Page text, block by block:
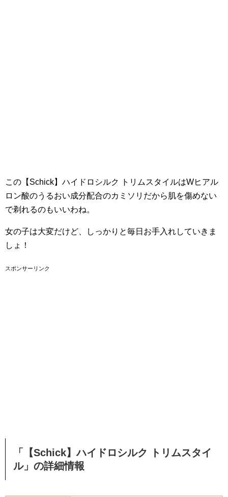
この【Schick】ハイドロシルク トリムスタイルはWヒアル
ロン酸のうるおい成分配合のカミソリだから肌を傷めない
で剃れるのもいいわね。
女の子は大変だけど、しっかりと毎日お手入れしていきま
しょ！
スポンサーリンク
「【Schick】ハイドロシルク トリムスタイ
ル」の詳細情報